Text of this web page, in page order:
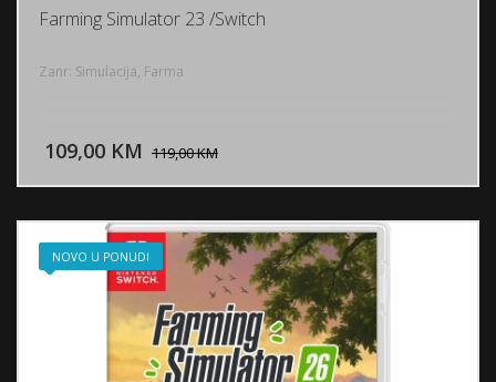
Farming Simulator 23 /Switch
Zanr: Simulacija, Farma
109,00 KM 119,00 KM
NOVO U PONUDI